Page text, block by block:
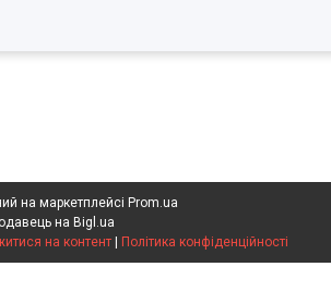
на маркетплейсі Prom.ua
на Bigl.ua
на контент Політика конфіденційності